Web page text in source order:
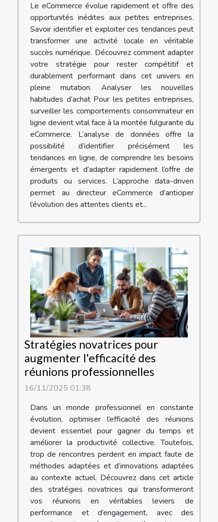
Le eCommerce évolue rapidement et offre des
opportunités inédites aux petites entreprises.
Savoir identifier et exploiter ces tendances peut
transformer une activité locale en véritable
succès numérique. Découvrez comment adapter
votre stratégie pour rester compétitif et
durablement performant dans cet univers en
pleine mutation. Analyser les nouvelles
habitudes d’achat Pour les petites entreprises,
surveiller les comportements consommateur en
ligne devient vital face à la montée fulgurante du
eCommerce. L’analyse de données offre la
possibilité d’identifier précisément les
tendances en ligne, de comprendre les besoins
émergents et d’adapter rapidement l’offre de
produits ou services. L’approche data-driven
permet au directeur eCommerce d’anticiper
l’évolution des attentes clients et...
Stratégies novatrices pour
augmenter l'efficacité des
réunions professionnelles
16/11/2025 01:38
Dans un monde professionnel en constante
évolution, optimiser l’efficacité des réunions
devient essentiel pour gagner du temps et
améliorer la productivité collective. Toutefois,
trop de rencontres perdent en impact faute de
méthodes adaptées et d’innovations adaptées
au contexte actuel. Découvrez dans cet article
des stratégies novatrices qui transformeront
vos réunions en véritables leviers de
performance et d’engagement, avec des